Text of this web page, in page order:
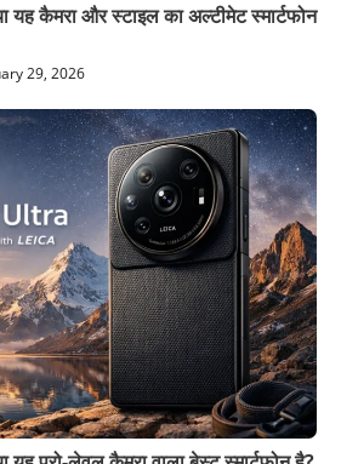
कैमरा और स्टाइल का अल्टीमेट स्मार्टफोन
29, 2026